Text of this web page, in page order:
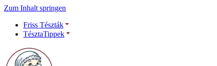
Zum Inhalt springen
Friss Tészták
TésztaTippek